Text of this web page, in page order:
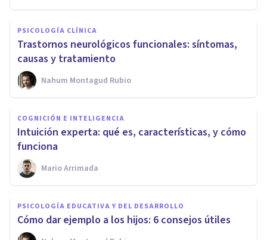
PSICOLOGÍA CLÍNICA
Trastornos neurológicos funcionales: síntomas,
causas y tratamiento
Nahum Montagud Rubio
COGNICIÓN E INTELIGENCIA
Intuición experta: qué es, características, y cómo
funciona
Mario Arrimada
PSICOLOGÍA EDUCATIVA Y DEL DESARROLLO
Cómo dar ejemplo a los hijos: 6 consejos útiles